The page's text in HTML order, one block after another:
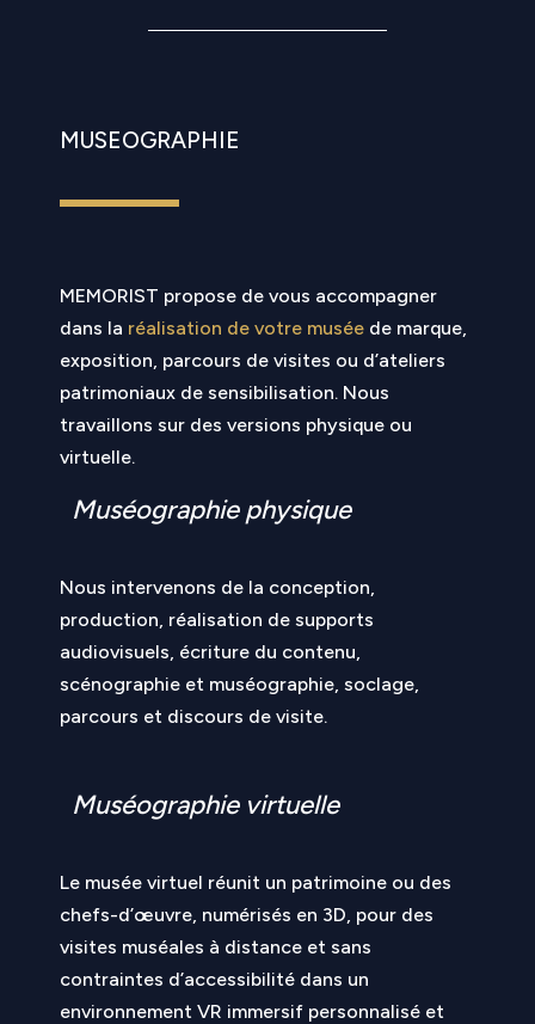
MUSEOGRAPHIE
MEMORIST propose de vous accompagner
dans la réalisation de votre muséede marque,
exposition, parcours de visites ou d’ateliers
patrimoniaux de sensibilisation. Nous
travaillons sur des versions physique ou
virtuelle.
Muséographie physique
Nous intervenons de la conception,
production, réalisation de supports
audiovisuels, écriture du contenu,
scénographie et muséographie, soclage,
parcours et discours de visite.
Muséographie virtuelle
Le musée virtuel réunit un patrimoine ou des
chefs-d’œuvre, numérisés en 3D, pour des
visites muséales à distance et sans
contraintes d’accessibilité dans un
environnement VR immersif personnalisé et